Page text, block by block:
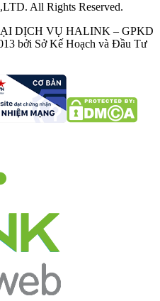
All Rights Reserved.
DỊCH VỤ HALINK – GPKD
bởi Sở Kế Hoạch và Đầu Tư